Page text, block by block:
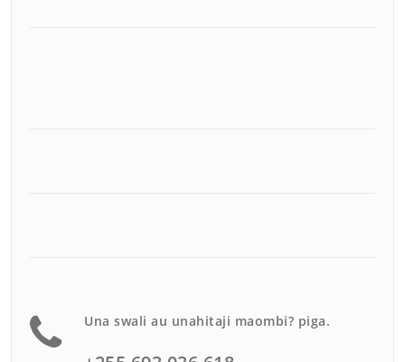
Una swali au unahitaji maombi? piga.